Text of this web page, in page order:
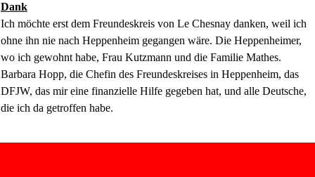
Dank
Ich möchte erst dem Freundeskreis von Le Chesnay danken, weil ich
ohne ihn nie nach Heppenheim gegangen wäre. Die Heppenheimer,
wo ich gewohnt habe, Frau Kutzmann und die Familie Mathes.
Barbara Hopp, die Chefin des Freundeskreises in Heppenheim, das
DFJW, das mir eine finanzielle Hilfe gegeben hat, und alle Deutsche,
die ich da getroffen habe.